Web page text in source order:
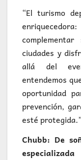
“El turismo
ciudades y
allá del
entendemos
oportunidad
prevención,
esté
Chubb: De
especializada